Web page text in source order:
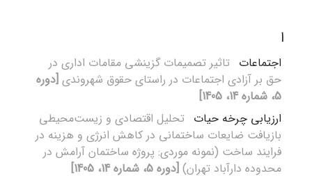
ا
اجتماعات تاثیر تصمیمات گزینشی مقامات اداری در
حق بر آزادی اجتماعات در راستای حقوق شهروندی [دوره
5، شماره 14، 1405]
ارزیابی چرخه حیات تحلیل اقتصادی و زیست‌محیطی
بازیافت ضایعات ساختمانی در کاهش انرژی و هزینه در
فرایند ساخت (نمونه موردی: پروژه ساختمان آرامش در
محدوده دارآباد تهران) [دوره 5، شماره 14، 1405]